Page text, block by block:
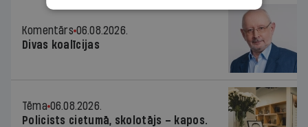
Komentārs 06.08.2026.
Divas koalīcijas
Tēma 06.08.2026.
Policists cietumā, skolotājs – kapos.